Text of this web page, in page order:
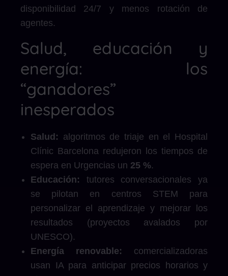
disponibilidad 24/7 y menos rotación de
agentes.
Salud, educación y
energía: los
“ganadores”
inesperados
Salud: algoritmos de triaje en el Hospital
Clínic Barcelona redujeron los tiempos de
espera en Urgencias un 25 %.
Educación: tutores conversacionales ya
se pilotan en centros STEM para
personalizar el aprendizaje y mejorar los
resultados (proyectos avalados por
UNESCO).
Energía renovable: comercializadoras
usan IA para anticipar precios horarios y